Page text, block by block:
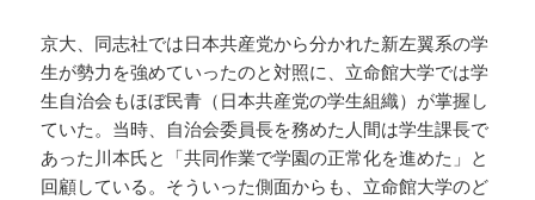
京大、同志社では日本共産党から分かれた新左翼系の学
生が勢力を強めていったのと対照に、立命館大学では学
生自治会もほぼ民青（日本共産党の学生組織）が掌握し
ていた。当時、自治会委員長を務めた人間は学生課長で
あった川本氏と「共同作業で学園の正常化を進めた」と
回顧している。そういった側面からも、立命館大学のど